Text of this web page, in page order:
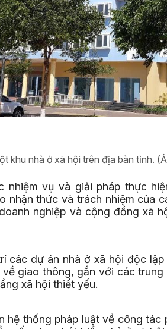
khu nhà ở xã hội trên địa bàn tỉnh. (
nhiệm vụ và giải pháp thực
nhận thức và trách nhiệm của
nghiệp và cộng đồng xã
các dự án nhà ở xã hội độc
giao thông, gắn với các
xã hội thiết yếu.
hệ thống pháp luật về công